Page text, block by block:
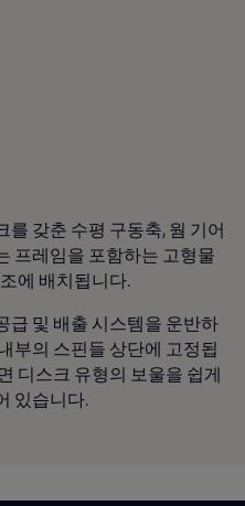
갖춘 수평 구동축, 웜 기어
프레임을 포함하는 고형물
에 배치됩니다.
급 및 배출 시스템을 운반하
부의 스핀들 상단에 고정됩
디스크 유형의 보울을 쉽게
있습니다.